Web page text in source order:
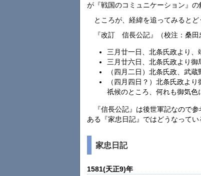
が『戦国のコミュニケーション』の
ところが、経緯を追ってみると
『改訂 信長公記』（校注：桑田
三月廿一日、北条氏政より、
三月廿六日、北条氏政より御
（四月二日）北条氏政、武
（四月四日？）北条氏政よ
祇候のところ、何れも御気色
『信長公記』は後世軍記なので
ある『家忠日記』ではどうなってい
家忠日記
1581(天正9)年